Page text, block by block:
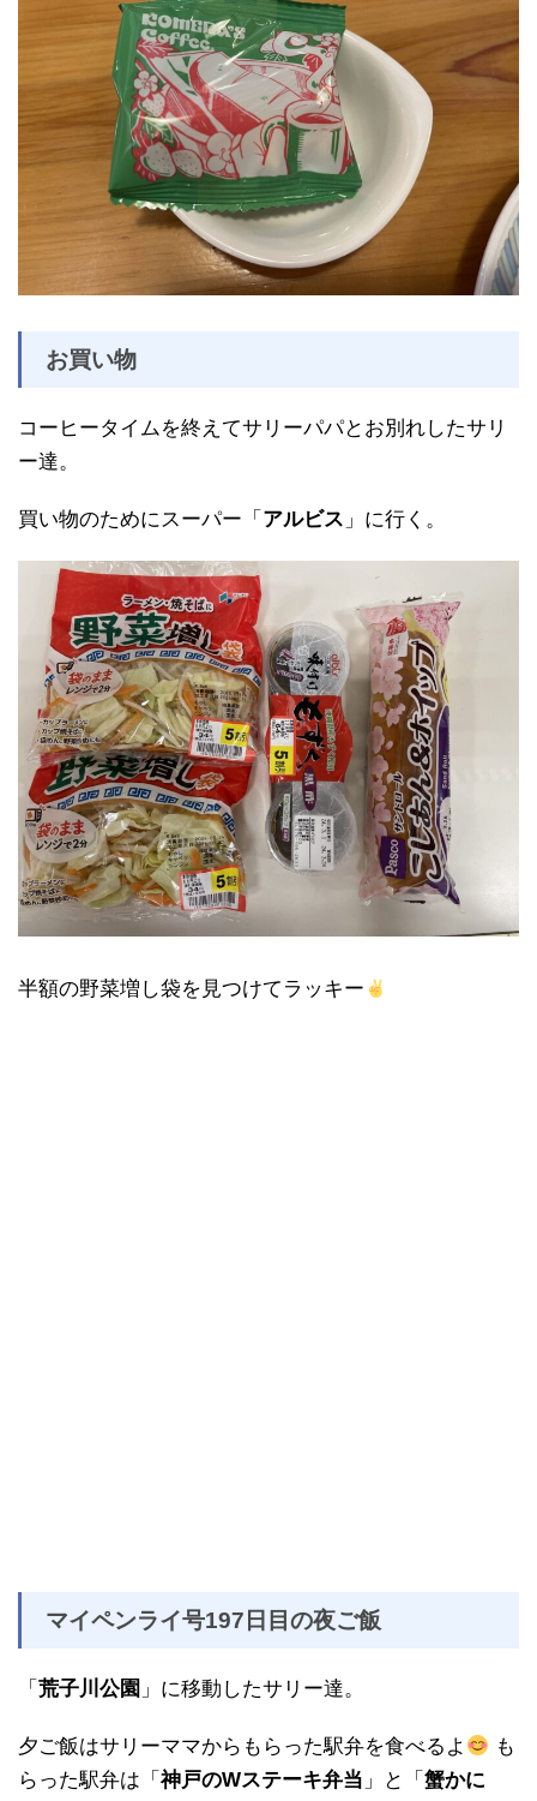
お買い物
コーヒータイムを終えてサリーパパとお別れしたサリ
ー達。
買い物のためにスーパー「 アルビス 」に行く。
半額の野菜増し袋を見つけてラッキー
マイペンライ号197日目の夜ご飯
「 荒子川公園 」に移動したサリー達。
夕ご飯はサリーママからもらった駅弁を食べるよ
も
らった駅弁は「神戸のWステーキ弁当 」と「 蟹かに